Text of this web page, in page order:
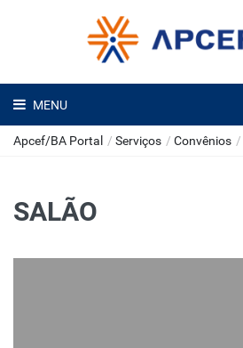
MENU
Apcef/BA Portal / Serviços / Convênios /
SALÃO